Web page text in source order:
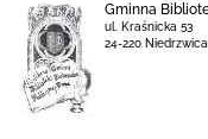
Gminna
ul. Kraśnicka 53
24-220